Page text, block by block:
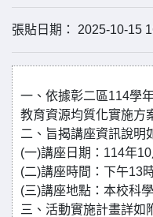
張貼日期： 2025-10-15
一、依據彰二區114學
教育資源均質化實施方
二、旨揭講座資訊說明
(一)講座日期：114年
(二)講座時間：下午13
(三)講座地點：本校科
三、活動實施計畫詳如